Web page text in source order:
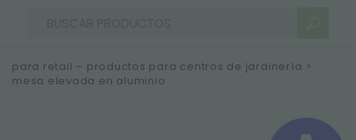
Ordenar por:
para retail – productos para centros de jardinería >
mesa elevada en aluminio